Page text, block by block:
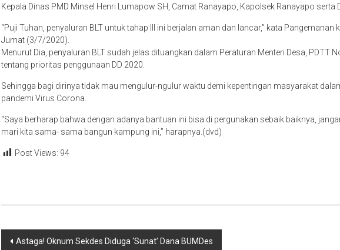
Kepala Dinas PMD Minsel Henri Lumapow SH, Camat Ranayapo, Kapolsek Ranayapo serta
“Puji Tuhan, penyaluran BLT untuk tahap III ini berjalan aman dan lancar,” kata Pangemanan
Jumat (3/7/2020).
Menurut Dia, penyaluran BLT sudah jelas dituangkan dalam Peraturan Menteri Desa, PDTT
tentang prioritas penggunaan DD 2020.
Sehingga bagi dirinya tidak mau mengulur-ngulur waktu demi kepentingan masyarakat
pandemi Virus Corona.
“Saya berharap bahwa dengan adanya bantuan ini bisa di pergunakan sebaik baiknya,
mari kita sama- sama bangun kampung ini,” harapnya.(dvd)
Post Views: 94
Navigasi
Astaga! Oknum Sekdes Diduga ‘Sunat’ Dana BUMDes